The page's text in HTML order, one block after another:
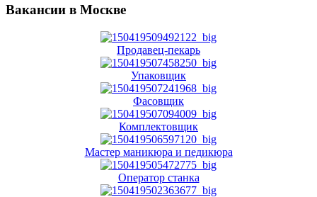
Вакансии в Москве
Продавец-пекарь
Упаковщик
Фасовщик
Комплектовщик
Мастер маникюра и педикюра
Оператор станка